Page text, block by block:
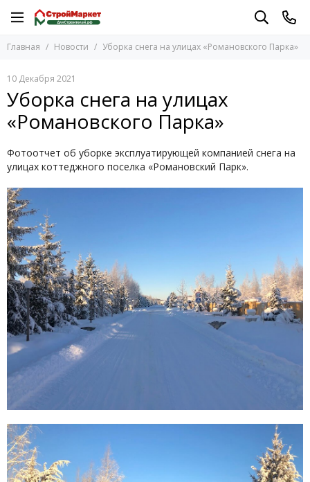
Главная Новости Уборка снега на улицах «Романовского Парка»
10 Декабря 2021
Уборка снега на улицах
«Романовского Парка»
Фотоотчет об уборке эксплуатирующей компанией снега на
улицах коттеджного поселка «Романовский Парк».